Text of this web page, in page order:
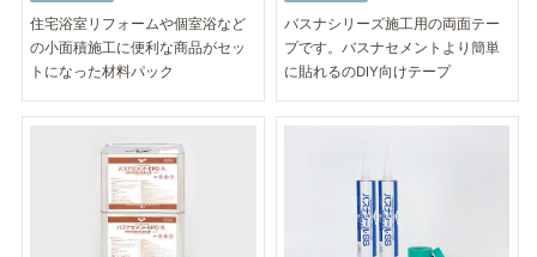
住宅浴室リフォームや個室浴など
の小面積施工に便利な商品がセッ
トになった材料パック
バスナシリーズ施工用の両面テー
プです。バスナセメントより簡単
に貼れるのDIY向けテープ